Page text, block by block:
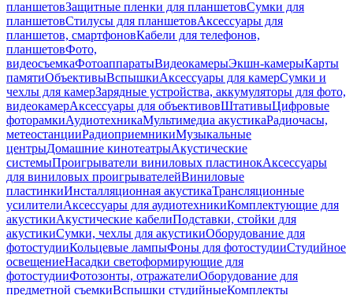
планшетовЗащитные пленки для планшетовСумки для
планшетовСтилусы для планшетовАксессуары для
планшетов, смартфоновКабели для телефонов,
планшетовФото,
видеосъемкаФотоаппаратыВидеокамерыЭкшн-камерыКарты
памятиОбъективыВспышкиАксессуары для камерСумки и
чехлы для камерЗарядные устройства, аккумуляторы для фото,
видеокамерАксессуары для объективовШтативыЦифровые
фоторамкиАудиотехникаМультимедиа акустикаРадиочасы,
метеостанцииРадиоприемникиМузыкальные
центрыДомашние кинотеатрыАкустические
системыПроигрыватели виниловых пластинокАксессуары
для виниловых проигрывателейВиниловые
пластинкиИнсталляционная акустикаТрансляционные
усилителиАксессуары для аудиотехникиКомплектующие для
акустикиАкустические кабелиПодставки, стойки для
акустикиСумки, чехлы для акустикиОборудование для
фотостудииКольцевые лампыФоны для фотостудииСтудийное
освещениеНасадки светоформирующие для
фотостудииФотозонты, отражателиОборудование для
предметной съемкиВспышки студийныеКомплекты